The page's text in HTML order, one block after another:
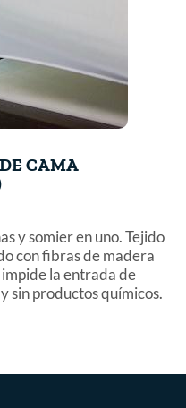
CAMA
y somier en uno. Tejido
con fibras de madera
la entrada de
sin productos químicos.